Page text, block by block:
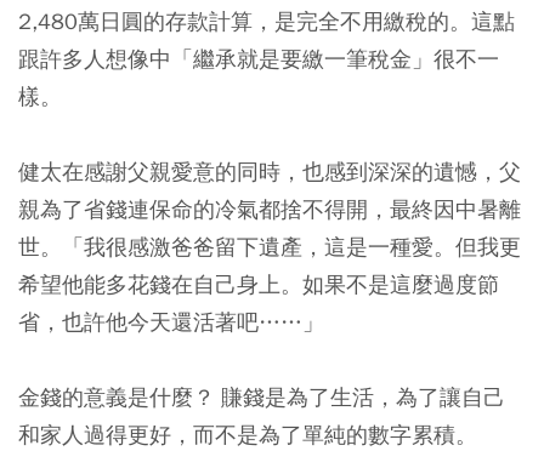
2,480萬日圓的存款計算，是完全不用繳稅的。這點
跟許多人想像中「繼承就是要繳一筆稅金」很不一
樣。
健太在感謝父親愛意的同時，也感到深深的遺憾，父
親為了省錢連保命的冷氣都捨不得開，最終因中暑離
世。
「我很感激爸爸留下遺產，這是一種愛。但我更
希望他能多花錢在自己身上。如果不是這麼過度節
省，也許他今天還活著吧……」
金錢的意義是什麼？ 賺錢是為了生活，為了讓自己
和家人過得更好，而不是為了單純的數字累積。